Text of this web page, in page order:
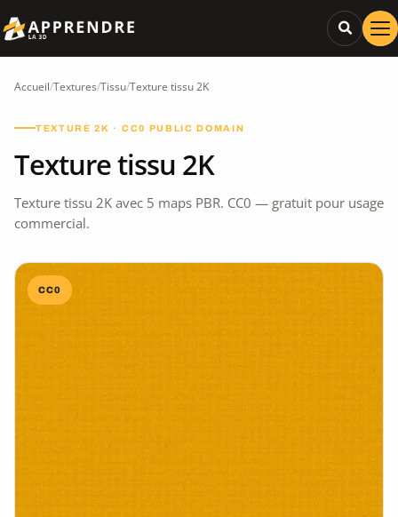
Accueil/Textures/Tissu/Texture tissu 2K
TEXTURE 2K · CC0 PUBLIC DOMAIN
Texture tissu 2K
Texture tissu 2K avec 5 maps PBR. CC0 — gratuit pour usage
commercial.
CC0